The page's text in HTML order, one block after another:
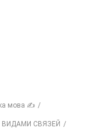
мова ✍
СВЯЗЕЙ